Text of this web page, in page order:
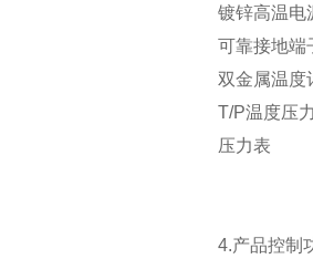
镀锌高温电
可靠接地端
双金属温度
T/P温度压
压力表
4.产品控制